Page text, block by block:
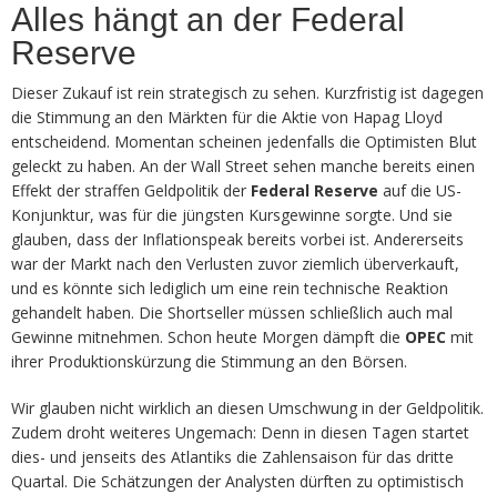
Alles hängt an der Federal
Reserve
Dieser Zukauf ist rein strategisch zu sehen. Kurzfristig ist dagegen
die Stimmung an den Märkten für die Aktie von Hapag Lloyd
entscheidend. Momentan scheinen jedenfalls die Optimisten Blut
geleckt zu haben. An der Wall Street sehen manche bereits einen
Effekt der straffen Geldpolitik der Federal Reserve auf die US-
Konjunktur, was für die jüngsten Kursgewinne sorgte. Und sie
glauben, dass der Inflationspeak bereits vorbei ist. Andererseits
war der Markt nach den Verlusten zuvor ziemlich überverkauft,
und es könnte sich lediglich um eine rein technische Reaktion
gehandelt haben. Die Shortseller müssen schließlich auch mal
Gewinne mitnehmen. Schon heute Morgen dämpft die OPEC mit
ihrer Produktionskürzung die Stimmung an den Börsen.
Wir glauben nicht wirklich an diesen Umschwung in der Geldpolitik.
Zudem droht weiteres Ungemach: Denn in diesen Tagen startet
dies- und jenseits des Atlantiks die Zahlensaison für das dritte
Quartal. Die Schätzungen der Analysten dürften zu optimistisch